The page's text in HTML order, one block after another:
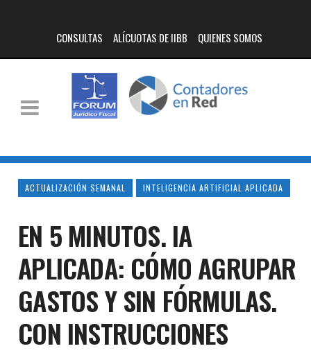
CONSULTAS ALÍCUOTAS DE IIBB QUIENES SOMOS
ACTUALIZACIÓN SEMANAL INTELIGENCIA ARTIFICIAL APLICADA
EN 5 MINUTOS. IA
APLICADA: CÓMO AGRUPAR
GASTOS Y SIN FÓRMULAS.
CON INSTRUCCIONES